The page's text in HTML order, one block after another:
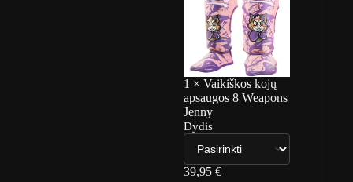
1 × Vaikiškos kojų
apsaugos 8 Weapons
Jenny
Dydis
39,95 €